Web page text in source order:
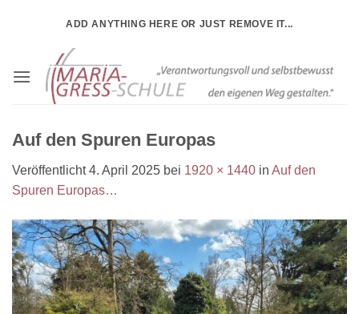
ADD ANYTHING HERE OR JUST REMOVE IT...
Auf den Spuren Europas
Veröffentlicht4. April 2025 bei 1920 × 1440 in Auf den
Spuren Europas…